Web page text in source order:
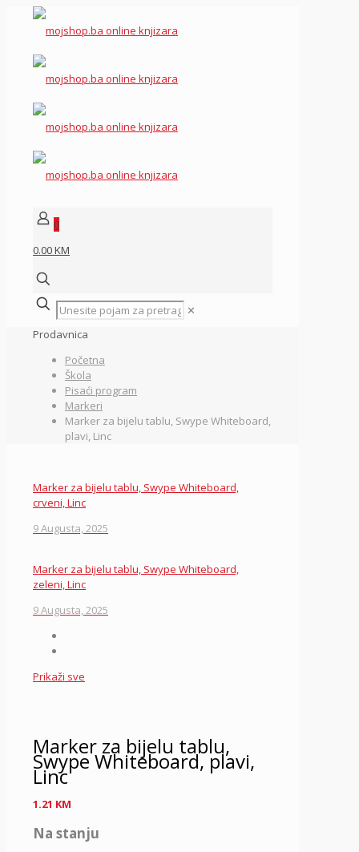
0
0.00 KM
✕
Prodavnica
Početna
Škola
Pisaći program
Markeri
Marker za bijelu tablu, Swype Whiteboard,
plavi, Linc
Marker za bijelu tablu, Swype Whiteboard,
crveni, Linc
9 Augusta, 2025
Marker za bijelu tablu, Swype Whiteboard,
zeleni, Linc
9 Augusta, 2025
Prikaži sve
Marker za bijelu tablu,
Swype Whiteboard, plavi,
Linc
1.21 KM
Na stanju